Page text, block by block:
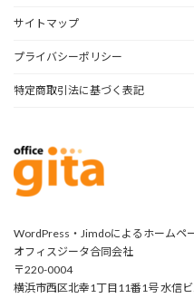
サイトマップ
プライバシーポリシー
特定商取引法に基づく表記
WordPress・Jimdoによるホームペ
オフィスジータ合同会社
〒220-0004
横浜市西区北幸1丁目11番1号 水信